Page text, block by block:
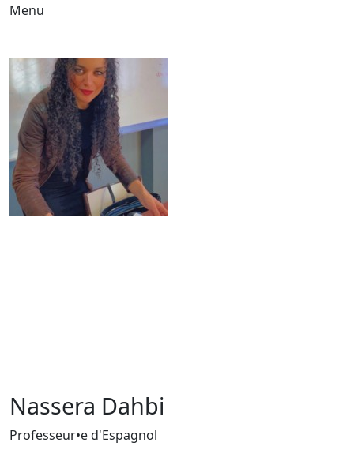
Menu
Nassera Dahbi
Professeur•e d'Espagnol